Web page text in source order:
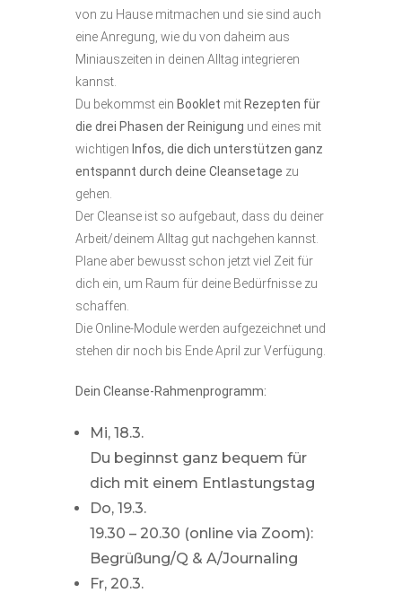
von zu Hause mitmachen und sie sind auch
eine Anregung, wie du von daheim aus
Miniauszeiten in deinen Alltag integrieren
kannst.
Du bekommst ein Booklet mit Rezepten für
die drei Phasen der Reinigung und eines mit
wichtigen Infos, die dich unterstützen ganz
entspannt durch deine Cleansetage zu
gehen.
Der Cleanse ist so aufgebaut, dass du deiner
Arbeit/deinem Alltag gut nachgehen kannst.
Plane aber bewusst schon jetzt viel Zeit für
dich ein, um Raum für deine Bedürfnisse zu
schaffen.
Die Online-Module werden aufgezeichnet und
stehen dir noch bis Ende April zur Verfügung.
Dein Cleanse-Rahmenprogramm:
Mi, 18.3.
Du beginnst ganz bequem für
dich mit einem Entlastungstag
Do, 19.3.
19.30 – 20.30 (online via Zoom):
Begrüßung/Q & A/Journaling
Fr, 20.3.